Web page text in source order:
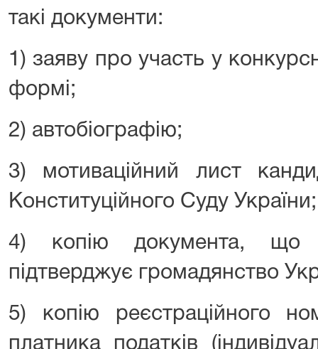
такі документи:
1) заяву про участь у
формі;
2) автобіографію;
3) мотиваційний лист
Конституційного Суду України;
4) копію документа, що
підтверджує громадянство
5) копію реєстраційного
платника податків